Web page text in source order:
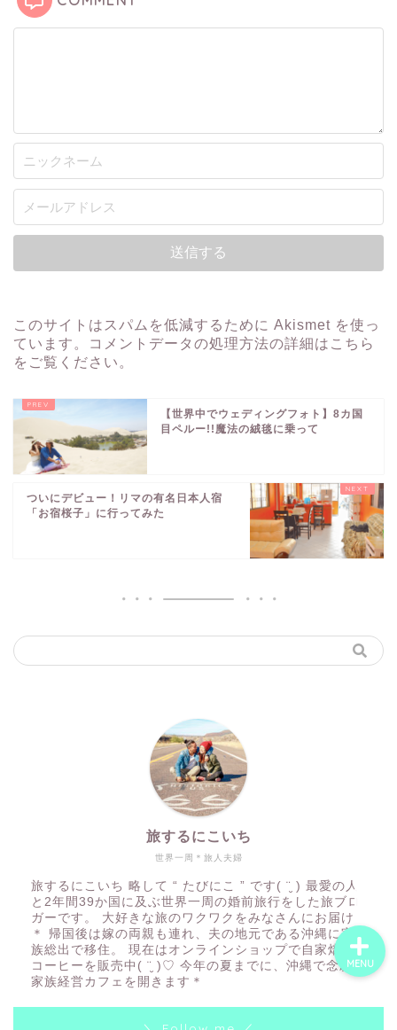
このサイトはスパムを低減するために Akismet を使っ
ています。
コメントデータの処理方法の詳細はこちら
をご覧ください 。
【世界中でウェディングフォト】8カ国
目ペルー!!魔法の絨毯に乗って
ついにデビュー！リマの有名日本人宿
「お宿桜子」に行ってみた
世界一周＊旅人夫婦
旅するにこいち
旅するにこいち 略して “ たびにこ ” です( ¨̮ ) 最愛の人
と2年間39か国に及ぶ世界一周の婚前旅行をした旅ブロ
ガーです。 大好きな旅のワクワクをみなさんにお届け
＊ 帰国後は嫁の両親も連れ、夫の地元である沖縄に家
族総出で移住。 現在はオンラインショップで自家焙煎
コーヒーを販売中( ¨̮ )♡ 今年の夏までに、沖縄で念願の
家族経営カフェを開きます＊
MENU
世界一周の旅
世界ウェディングフォト
旅するにこいち｜沖縄の
世界一周夫婦です